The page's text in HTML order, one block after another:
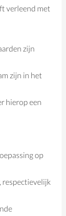
verleend met
zijn
zijn in het
hierop een
op
respectievelijk